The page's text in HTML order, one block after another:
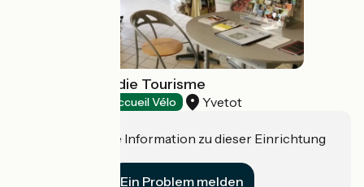
Yvetot Normandie Tourisme
Accueil Vélo Yvetot
Haben Sie eine Information zu dieser Einrichtung
Ein Problem melden